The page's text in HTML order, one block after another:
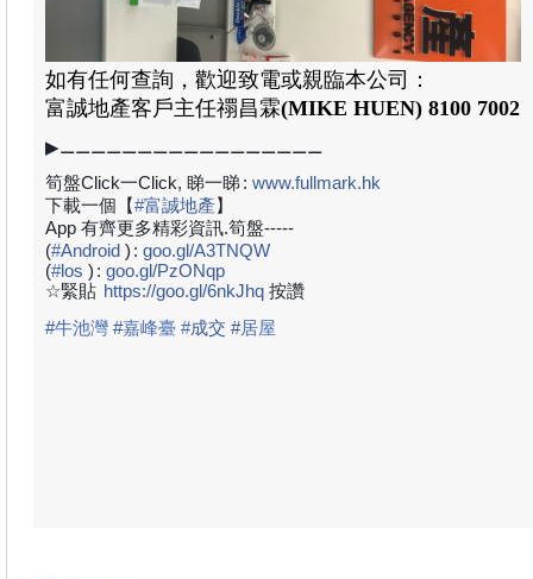
如有任何查詢，歡迎致電或親臨本公司：
富誠地產客戶主任禤昌霖(MIKE HUEN) 8100 7002
▶⚊⚊⚊⚊⚊⚊⚊⚊⚊⚊⚊⚊⚊⚊⚊⚊⚊
筍盤Click一Click, 睇一睇: www.fullmark.hk
下載一個【#富誠地產】
App 有齊更多精彩資訊.筍盤-----
(#Android ) : goo.gl/A3TNQW
(#los ) : goo.gl/PzONqp
☆緊貼 https://goo.gl/6nkJhq 按讚
#牛池灣 #嘉峰臺 #成交 #居屋